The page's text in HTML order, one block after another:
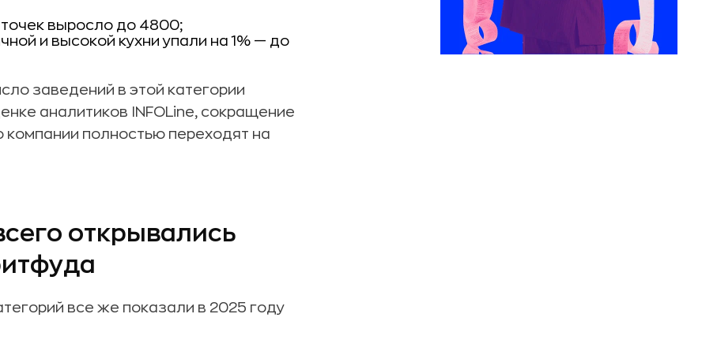
выросло до 4800;
и высокой кухни упали на 1% — до
заведений в этой категории
аналитиков INFOLine, сокращение
полностью переходят на
открывались
все же показали в 2025 году